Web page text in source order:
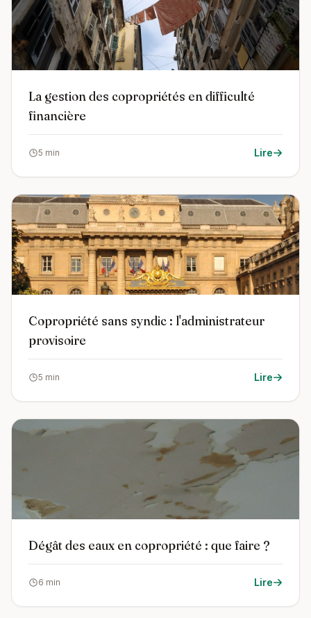
La gestion des copropriétés en difficulté
financière
5 min Lire
Copropriété sans syndic : l'administrateur
provisoire
5 min Lire
Dégât des eaux en copropriété : que faire ?
6 min Lire